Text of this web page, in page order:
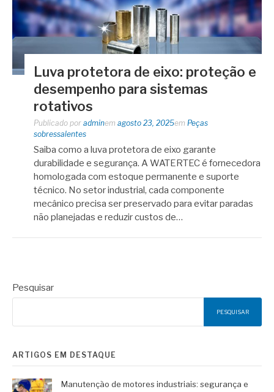
Luva protetora de eixo: proteção e
desempenho para sistemas
rotativos
Publicado por adminem agosto 23, 2025em Peças
sobressalentes
Saiba como a luva protetora de eixo garante
durabilidade e segurança. A WATERTEC é fornecedora
homologada com estoque permanente e suporte
técnico. No setor industrial, cada componente
mecânico precisa ser preservado para evitar paradas
não planejadas e reduzir custos de…
Pesquisar
PESQUISAR
ARTIGOS EM DESTAQUE
Manutenção de motores industriais: segurança e